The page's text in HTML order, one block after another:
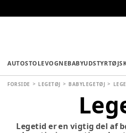
AUTOSTOLEVOGNEBABYUDSTYRTØJ
FORSIDE LEGETØJ BABYLEGETØJ
Legetid er en vigtig del af